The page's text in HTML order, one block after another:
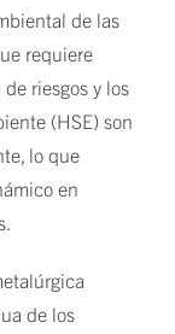
de las
requiere
riesgos y los
(HSE) son
lo que
en
de los